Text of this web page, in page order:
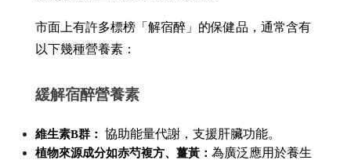
市面上有許多標榜「解宿醉」的保健品，通常含有
以下幾種營養素：
緩解宿醉營養素
維生素B群： 協助能量代謝，支援肝臟功能。
植物來源成分如赤芍複方、薑黃： 為廣泛應用於養生